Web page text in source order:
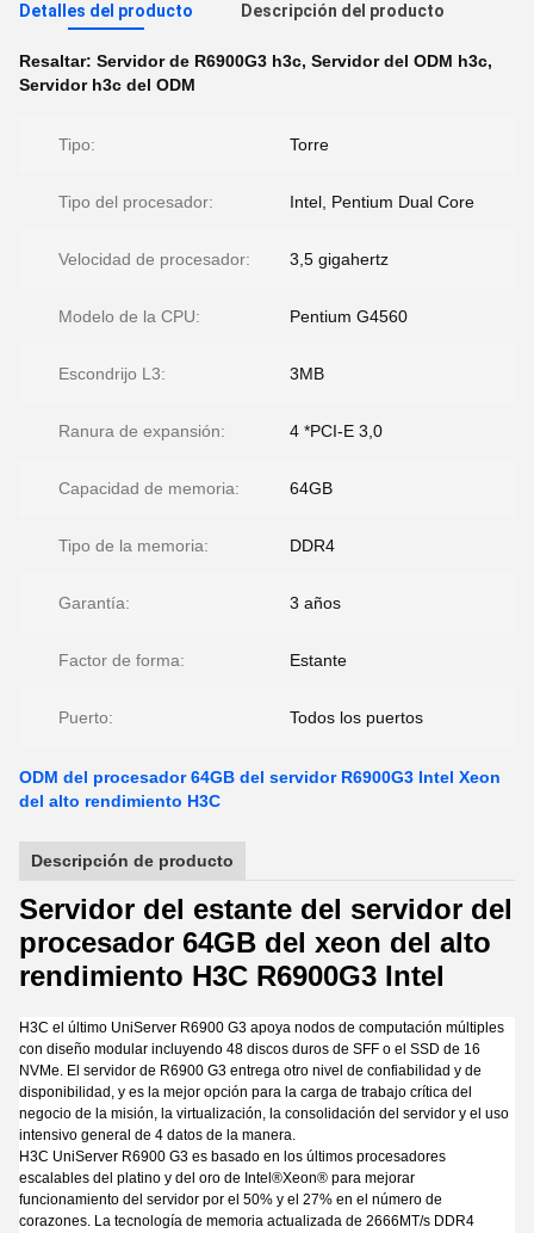
Detalles del producto Descripción del producto
Resaltar: Servidor de R6900G3 h3c, Servidor del ODM h3c,
Servidor h3c del ODM
Tipo: Torre
Tipo del procesador: Intel, Pentium Dual Core
Velocidad de procesador: 3,5 gigahertz
Modelo de la CPU: Pentium G4560
Escondrijo L3: 3MB
Ranura de expansión: 4 *PCI-E 3,0
Capacidad de memoria: 64GB
Tipo de la memoria: DDR4
Garantía: 3 años
Factor de forma: Estante
Puerto: Todos los puertos
ODM del procesador 64GB del servidor R6900G3 Intel Xeon
del alto rendimiento H3C
Descripción de producto
Servidor del estante del servidor del
procesador 64GB del xeon del alto
rendimiento H3C R6900G3 Intel
H3C el último UniServer R6900 G3 apoya nodos de computación múltiples
con diseño modular incluyendo 48 discos duros de SFF o el SSD de 16
NVMe. El servidor de R6900 G3 entrega otro nivel de confiabilidad y de
disponibilidad, y es la mejor opción para la carga de trabajo crítica del
negocio de la misión, la virtualización, la consolidación del servidor y el uso
intensivo general de 4 datos de la manera.
H3C UniServer R6900 G3 es basado en los últimos procesadores
escalables del platino y del oro de Intel®Xeon® para mejorar
funcionamiento del servidor por el 50% y el 27% en el número de
corazones. La tecnología de memoria actualizada de 2666MT/s DDR4